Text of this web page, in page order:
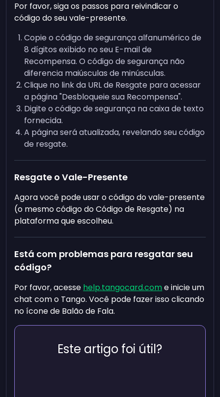
Por favor, siga os passos para reivindicar o
código do seu vale-presente.
Copie o código de segurança alfanumérico de
8 dígitos exibido no seu E-mail de
Recompensa. O código de segurança não
diferencia maiúsculas de minúsculas.
Clique no link da URL de Resgate para acessar
a página "Desbloqueie sua Recompensa".
Digite o código de segurança na caixa de texto
fornecida.
A página será atualizada, revelando seu código
de resgate.
Resgate o Vale-Presente
Agora você pode usar o código do vale-presente
(o mesmo código do Código de Resgate) na
plataforma que escolheu.
Está com problemas para resgatar seu
código?
Por favor, acesse help.tangocard.come inicie um
chat com o Tango. Você pode fazer isso clicando
no ícone de Balão de Fala.
Este artigo foi útil?